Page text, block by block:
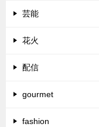
芸能
花火
配信
gourmet
fashion